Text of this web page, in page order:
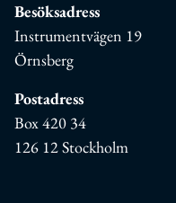
Besöksadress
Instrumentvägen 19
Örnsberg
Postadress
Box 420 34
126 12 Stockholm